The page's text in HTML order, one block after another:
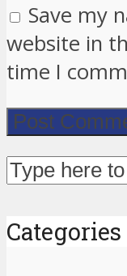
Save my
website in
time I
Categories